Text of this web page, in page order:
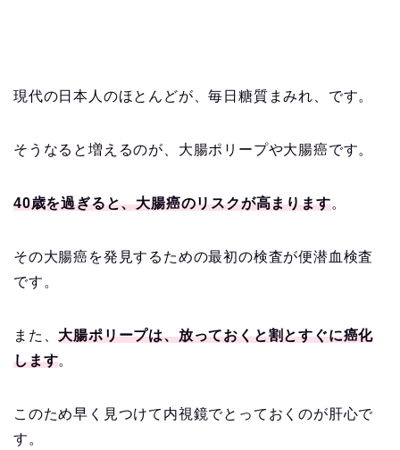
現代の日本人のほとんどが、毎日糖質まみれ、です。
そうなると増えるのが、大腸ポリープや大腸癌です。
40歳を過ぎると、大腸癌のリスクが高まります。
その大腸癌を発見するための最初の検査が便潜血検査
です。
また、大腸ポリープは、放っておくと割とすぐに癌化
します。
このため早く見つけて内視鏡でとっておくのが肝心で
す。